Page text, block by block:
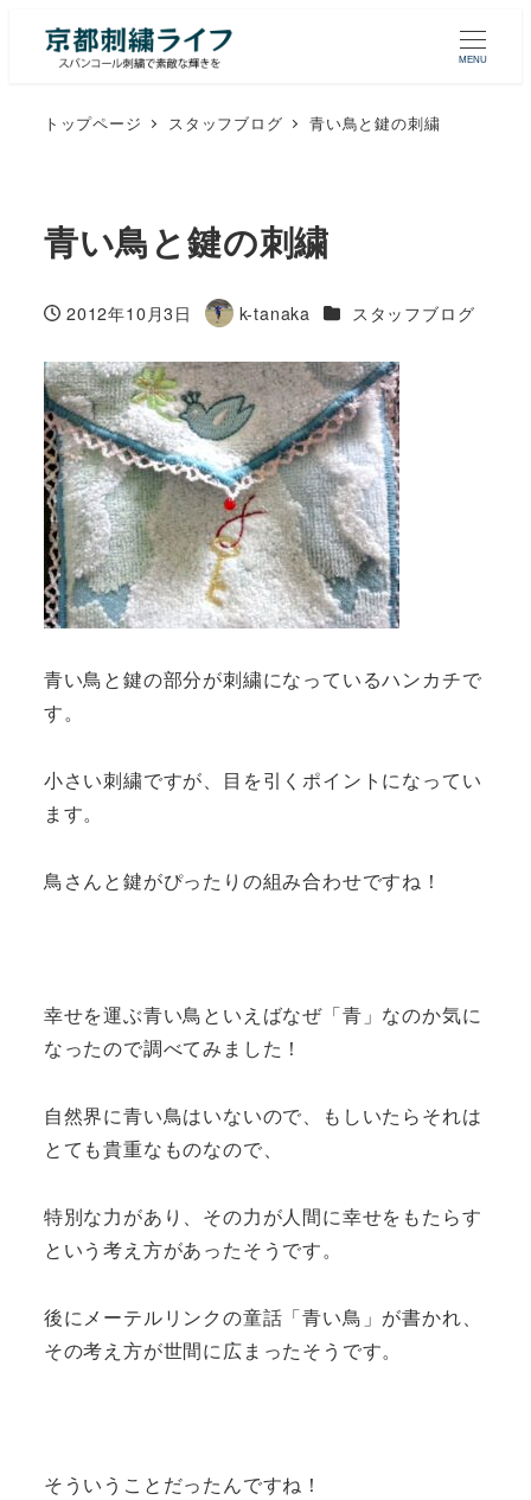
MENU
トップページ スタッフブログ 青い鳥と鍵の刺繍
青い鳥と鍵の刺繍
投稿日
2012年10月3日
著
k-tanaka カテゴリー
スタッフブログ
青い鳥と鍵の部分が刺繍になっているハンカチで
す。
小さい刺繍ですが、目を引くポイントになってい
ます。
鳥さんと鍵がぴったりの組み合わせですね！
幸せを運ぶ青い鳥といえばなぜ「青」なのか気に
なったので調べてみました！
自然界に青い鳥はいないので、もしいたらそれは
とても貴重なものなので、
特別な力があり、その力が人間に幸せをもたらす
という考え方があったそうです。
後にメーテルリンクの童話「青い鳥」が書かれ、
その考え方が世間に広まったそうです。
そういうことだったんですね！